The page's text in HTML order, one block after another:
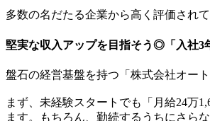
多数の名だたる企業から高く評価され
堅実な収入アップを目指そう◎「入社3
盤石の経営基盤を持つ「株式会社オー
まず、未経験スタートでも「月給24万
ます。もちろん、勤続するうちにさら